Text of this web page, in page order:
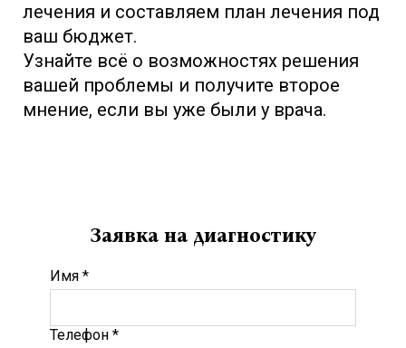
лечения и составляем план лечения под
ваш бюджет.
Узнайте всё о возможностях решения
вашей проблемы и получите второе
мнение, если вы уже были у врача.
Заявка на диагностику
Имя *
Телефон *